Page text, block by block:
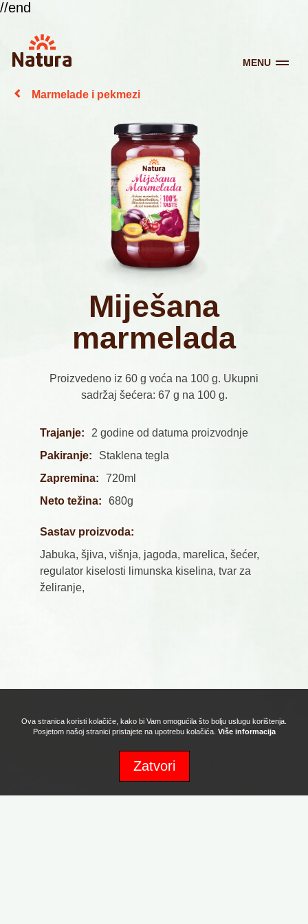
//end
Ova stranica koristi kolačiće, kako bi Vam omogućila što bolju uslugu korištenja.
Posjetom našoj stranici pristajete na upotrebu kolačića. Više informacija
Zatvori
MENU
Marmelade i pekmezi
Miješana
marmelada
Proizvedeno iz 60 g voća na 100 g. Ukupni
sadržaj šećera: 67 g na 100 g.
Trajanje:
2 godine od datuma proizvodnje
Pakiranje:
Staklena tegla
Zapremina:
720ml
Neto težina:
680g
Sastav proizvoda:
Jabuka, šjiva, višnja, jagoda, marelica, šećer,
regulator kiselosti limunska kiselina, tvar za
želiranje,